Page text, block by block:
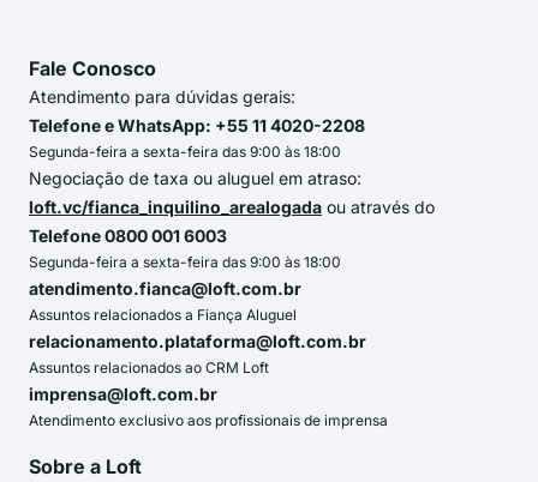
Fale Conosco
Atendimento para dúvidas gerais:
Telefone e WhatsApp: +55 11 4020-2208
Segunda-feira a sexta-feira das 9:00 às 18:00
Negociação de taxa ou aluguel em atraso:
loft.vc/fianca_inquilino_arealogada ou através do
Telefone 0800 001 6003
Segunda-feira a sexta-feira das 9:00 às 18:00
atendimento.fianca@loft.com.br
Assuntos relacionados a Fiança Aluguel
relacionamento.plataforma@loft.com.br
Assuntos relacionados ao CRM Loft
imprensa@loft.com.br
Atendimento exclusivo aos profissionais de imprensa
Sobre a Loft